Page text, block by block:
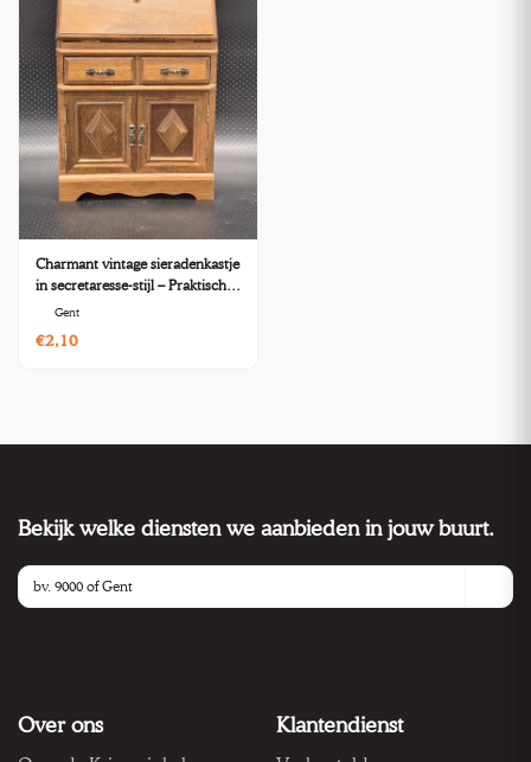
Charmant vintage sieradenkastje
in secretaresse-stijl – Praktisch
en decoratief
Gent
€2,10
Bekijk welke diensten we aanbieden in jouw buurt.
Over ons Klantendienst